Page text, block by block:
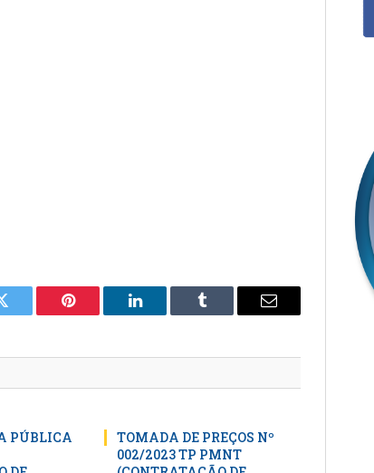
Twitter Pinterest LinkedIn Tumblr
E-
PÚBLICA
TOMADA DE PREÇOS Nº
002/2023 TP PMNT